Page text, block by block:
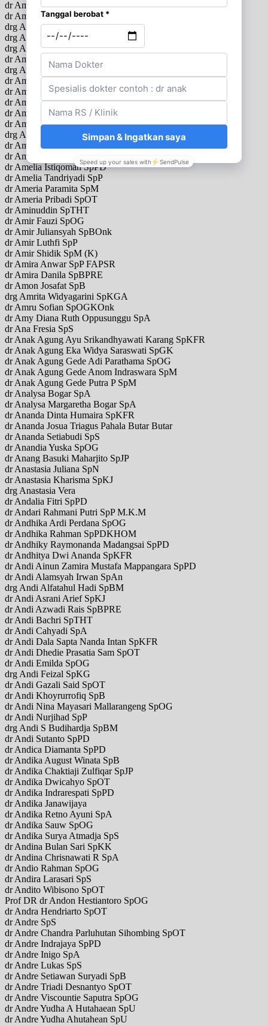
dr Am Astrid Budiman SpPD
dr Amalia Budhi Hapsari SpM
drg Amalia Idaman Sehan Putri
drg Amalia Lystiana Dewi SpBM
drg Amalia N Sjamsuddin SpKG
dr Amalia Yuliasari SpTHT
drg Amanda
dr Amanda Aldilla SpBS
dr Amanda At Siagian SpTHT
dr Amanda Pitarini Utari SpPD
dr Amaranto Santoso Ongko SpPD
dr Ambaradewi SpA M.Biomed
drg Ambarini
dr Amelia SpM
dr Amelia Fitria Dewi SpPD
dr Amelia Istiqomah SpPD
dr Amelia Tandriyadi SpP
dr Ameria Paramita SpM
dr Ameria Pribadi SpOT
dr Aminuddin SpTHT
dr Amir Fauzi SpOG
dr Amir Juliansyah SpBOnk
dr Amir Luthfi SpP
dr Amir Shidik SpM (K)
dr Amira Anwar SpP FAPSR
dr Amira Danila SpBPRE
dr Amon Josafat SpB
drg Amrita Widyagarini SpKGA
dr Amru Sofian SpOGKOnk
dr Amy Diana Ruth Oppusunggu SpA
dr Ana Fresia SpS
dr Anak Agung Ayu Srikandhyawati Karang SpKFR
dr Anak Agung Eka Widya Saraswati SpGK
dr Anak Agung Gede Adi Parathama SpOG
dr Anak Agung Gede Anom Indraswara SpM
dr Anak Agung Gede Putra P SpM
dr Analysa Bogar SpA
dr Analysa Margaretha Bogar SpA
dr Ananda Dinta Humaira SpKFR
dr Ananda Josua Triagus Pahala Butar Butar
dr Ananda Setiabudi SpS
dr Anandia Yuska SpOG
dr Anang Basuki Maharjito SpJP
dr Anastasia Juliana SpN
dr Anastasia Kharisma SpKJ
drg Anastasia Vera
dr Andalia Fitri SpPD
dr Andari Rahmani Putri SpP M.K.M
dr Andhika Ardi Perdana SpOG
dr Andhika Rahman SpPDKHOM
dr Andhiky Raymonanda Madangsai SpPD
dr Andhitya Dwi Ananda SpKFR
dr Andi Ainun Zamira Mustafa Mappangara SpPD
dr Andi Alamsyah Irwan SpAn
drg Andi Alfatahul Hadi SpBM
dr Andi Asrani Arief SpKJ
dr Andi Azwadi Rais SpBPRE
dr Andi Bachri SpTHT
dr Andi Cahyadi SpA
dr Andi Dala Sapta Nanda Intan SpKFR
dr Andi Dhedie Prasatia Sam SpOT
dr Andi Emilda SpOG
drg Andi Feizal SpKG
dr Andi Gazali Said SpOT
dr Andi Khoyrurrofiq SpB
dr Andi Nina Mayasari Mallarangeng SpOG
dr Andi Nurjihad SpP
drg Andi S Budihardja SpBM
dr Andi Sutanto SpPD
dr Andica Diamanta SpPD
dr Andika August Winata SpB
dr Andika Chaktiaji Zulfiqar SpJP
dr Andika Dwicahyo SpOT
dr Andika Indrarespati SpPD
dr Andika Janawijaya
dr Andika Retno Ayuni SpA
dr Andika Sauw SpOG
dr Andika Surya Atmadja SpS
dr Andina Bulan Sari SpKK
dr Andina Chrisnawati R SpA
dr Andio Rahman SpOG
dr Andira Larasari SpS
dr Andito Wibisono SpOT
Prof DR dr Andon Hestiantoro SpOG
dr Andra Hendriarto SpOT
dr Andre SpS
dr Andre Chandra Parluhutan Sihombing SpOT
dr Andre Indrajaya SpPD
dr Andre Inigo SpA
dr Andre Lukas SpS
dr Andre Setiawan Suryadi SpB
dr Andre Triadi Desnantyo SpOT
dr Andre Viscountie Saputra SpOG
dr Andre Yudha A Hutahaean SpU
dr Andre Yudha Ahutahean SpU